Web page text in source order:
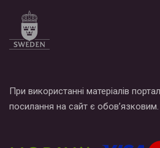
При використанні матеріалів
посилання на сайт є обов’язковим.